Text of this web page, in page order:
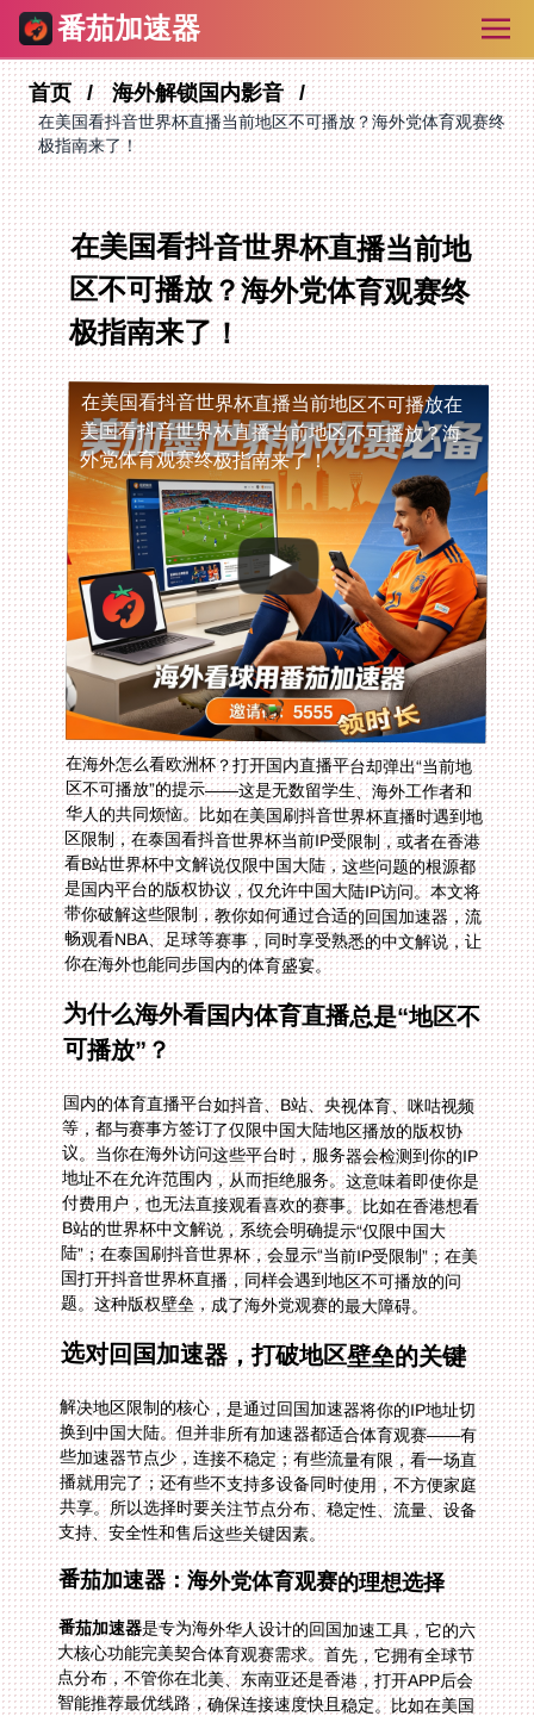
番茄加速器
首页 海外解锁国内影音
在美国看抖音世界杯直播当前地区不可播放？海外党体育观赛终
极指南来了！
在美国看抖音世界杯直播当前地
区不可播放？海外党体育观赛终
极指南来了！
在美国看抖音世界杯直播当前地区不可播放在
美国看抖音世界杯直播当前地区不可播放？海
外党体育观赛终极指南来了！
在海外怎么看欧洲杯？打开国内直播平台却弹出“当前地
区不可播放”的提示——这是无数留学生、海外工作者和
华人的共同烦恼。比如在美国刷抖音世界杯直播时遇到地
区限制，在泰国看抖音世界杯当前IP受限制，或者在香港
看B站世界杯中文解说仅限中国大陆，这些问题的根源都
是国内平台的版权协议，仅允许中国大陆IP访问。本文将
带你破解这些限制，教你如何通过合适的回国加速器，流
畅观看NBA、足球等赛事，同时享受熟悉的中文解说，让
你在海外也能同步国内的体育盛宴。
为什么海外看国内体育直播总是“地区不
可播放”？
国内的体育直播平台如抖音、B站、央视体育、咪咕视频
等，都与赛事方签订了仅限中国大陆地区播放的版权协
议。当你在海外访问这些平台时，服务器会检测到你的IP
地址不在允许范围内，从而拒绝服务。这意味着即使你是
付费用户，也无法直接观看喜欢的赛事。比如在香港想看
B站的世界杯中文解说，系统会明确提示“仅限中国大
陆”；在泰国刷抖音世界杯，会显示“当前IP受限制”；在美
国打开抖音世界杯直播，同样会遇到地区不可播放的问
题。这种版权壁垒，成了海外党观赛的最大障碍。
选对回国加速器，打破地区壁垒的关键
解决地区限制的核心，是通过回国加速器将你的IP地址切
换到中国大陆。但并非所有加速器都适合体育观赛——有
些加速器节点少，连接不稳定；有些流量有限，看一场直
播就用完了；还有些不支持多设备同时使用，不方便家庭
共享。所以选择时要关注节点分布、稳定性、流量、设备
支持、安全性和售后这些关键因素。
番茄加速器：海外党体育观赛的理想选择
番茄加速器是专为海外华人设计的回国加速工具，它的六
大核心功能完美契合体育观赛需求。首先，它拥有全球节
点分布，不管你在北美、东南亚还是香港，打开APP后会
智能推荐最优线路，确保连接速度快且稳定。比如在美国